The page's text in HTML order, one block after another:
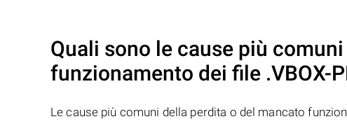
Quali sono le cause più
funzionamento dei file .VBOX-
Le cause più comuni della perdita o del mancato